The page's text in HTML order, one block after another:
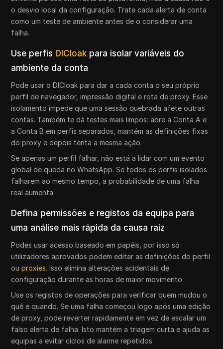
o desvio local da configuração. Trate cada alerta de conta
como um teste de ambiente antes de o considerar uma
falha.
Use perfis DICloak para isolar variáveis do
ambiente da conta
Pode usar o DICloak para dar a cada conta o seu próprio
perfil de navegador, impressão digital e rota de proxy. Esse
isolamento impede que uma sessão quebrada afete outras
contas. Também te dá testes mais limpos: abre a Conta A e
a Conta B em perfis separados, mantém as definições fixas
do proxy e depois tenta a mesma ação.
Se apenas um perfil falhar, não está a lidar com um evento
global de queda no WhatsApp. Se todos os perfis isolados
falharem ao mesmo tempo, a probabilidade de uma falha
real aumenta.
Defina permissões e registos da equipa para
uma análise mais rápida da causa raiz
Podes usar acesso baseado em papéis, por isso só
utilizadores aprovados podem editar as definições do perfil
ouproxies. Isso elimina alterações acidentais de
configuração durante as horas de maior movimento.
Use os registos de operações para verificar quem mudou o
quê e quando. Se uma falha começou logo após uma edição
de proxy, pode reverter rapidamente em vez de escalar um
falso alerta de falha. Isto mantém a triagem curta e ajuda as
equipas a evitar ciclos de alarme repetidos.